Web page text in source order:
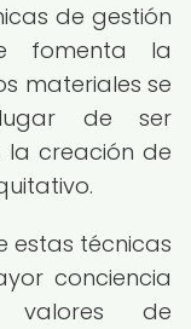
de gestión
fomenta la
materiales se
de ser
la creación de
estas técnicas
conciencia
valores de